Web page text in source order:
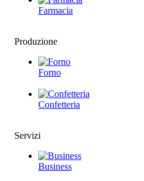
Farmacia
Produzione
Forno
Confetteria
Servizi
Business